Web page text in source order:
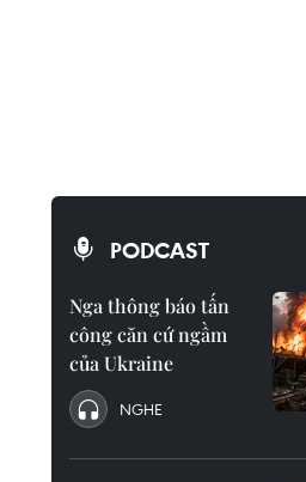
PODCAST
Nga thông báo tấn
công căn cứ ngầm
của Ukraine
NGHE